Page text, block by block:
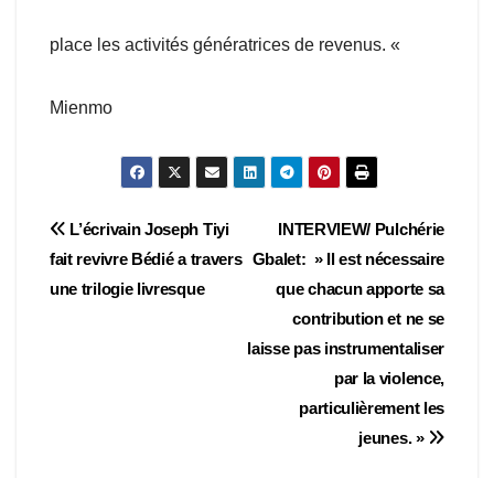
place les activités génératrices de revenus. «
Mienmo
Navigation
de
INTERVIEW/ Pulchérie
Gbalet: » Il est nécessaire
que chacun apporte sa
contribution et ne se
laisse pas instrumentaliser
par la violence,
particulièrement les
jeunes. »
L’écrivain Joseph Tiyi
fait revivre Bédié a travers
une trilogie livresque